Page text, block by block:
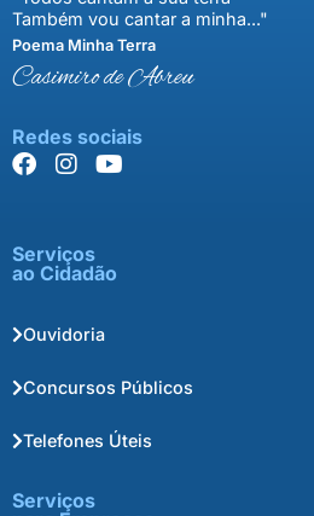
Também vou cantar a minha..."
Poema Minha Terra
Casimiro de Abreu
Redes sociais
Serviços
ao Cidadão
Ouvidoria
Concursos Públicos
Telefones Úteis
Serviços